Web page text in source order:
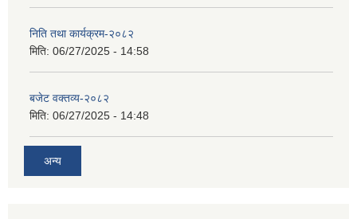
निति तथा कार्यक्रम-२०८२
मिति: 06/27/2025 - 14:58
बजेट वक्तव्य-२०८२
मिति: 06/27/2025 - 14:48
अन्य